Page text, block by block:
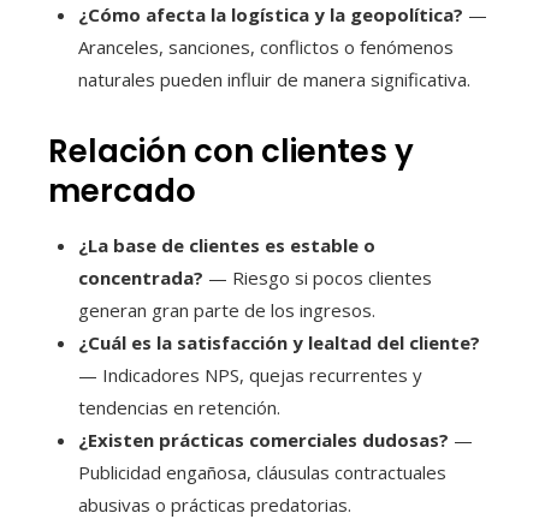
¿Cómo afecta la logística y la geopolítica? —
Aranceles, sanciones, conflictos o fenómenos
naturales pueden influir de manera significativa.
Relación con clientes y
mercado
¿La base de clientes es estable o
concentrada? — Riesgo si pocos clientes
generan gran parte de los ingresos.
¿Cuál es la satisfacción y lealtad del cliente?
— Indicadores NPS, quejas recurrentes y
tendencias en retención.
¿Existen prácticas comerciales dudosas? —
Publicidad engañosa, cláusulas contractuales
abusivas o prácticas predatorias.